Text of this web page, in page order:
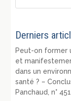
Derniers
Peut-on former
et
dans un
santé ? –
Panchaud, n°